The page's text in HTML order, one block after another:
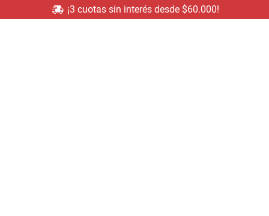
¡3 cuotas sin interés desde $60.000!